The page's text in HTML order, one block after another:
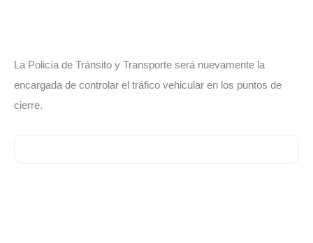
La Policía de Tránsito y Transporte será nuevamente la
encargada de controlar el tráfico vehicular en los puntos de
cierre.